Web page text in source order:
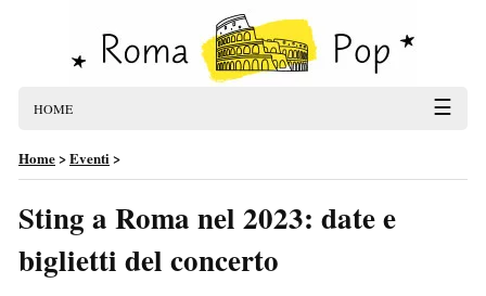
HOME ☰
Home>Eventi>
Sting a Roma nel 2023: date e
biglietti del concerto